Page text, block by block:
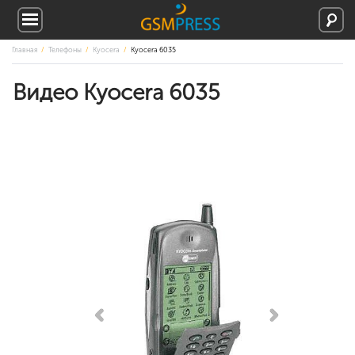
Главная Телефоны Kyocera Kyocera 6035
Видео Kyocera 6035